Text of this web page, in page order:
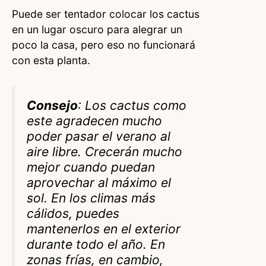
Puede ser tentador colocar los cactus
en un lugar oscuro para alegrar un
poco la casa, pero eso no funcionará
con esta planta.
Consejo: Los cactus como
este agradecen mucho
poder pasar el verano al
aire libre. Crecerán mucho
mejor cuando puedan
aprovechar al máximo el
sol. En los climas más
cálidos, puedes
mantenerlos en el exterior
durante todo el año. En
zonas frías, en cambio,